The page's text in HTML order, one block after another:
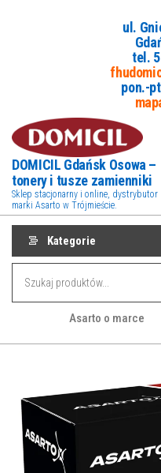
ul.
tel. 5
pon.-
DOMICIL Gdańsk Osowa –
tonery i tusze zamienniki
Sklep stacjonarny i online, dystrybutor
marki Asarto w Trójmieście.
Kategorie
Asarto o marce